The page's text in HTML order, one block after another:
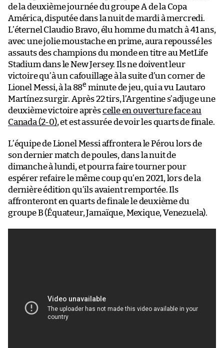
de la deuxième journée du groupe A de la Copa
América, disputée dans la nuit de mardi à mercredi.
L’éternel Claudio Bravo, élu homme du match à 41 ans,
avec une jolie moustache en prime, aura repoussé les
assauts des champions du monde en titre au MetLife
Stadium dans le New Jersey. Ils ne doivent leur
victoire qu’à un cafouillage à la suite d’un corner de
Lionel Messi, à la 88e minute de jeu, qui a vu Lautaro
Martínez surgir. Après 22 tirs, l’Argentine s’adjuge une
deuxième victoire aprèscelle en ouverture face au
Canada (2-0), et est assurée de voir les quarts de finale.
L’équipe de Lionel Messi affrontera le Pérou lors de
son dernier match de poules, dans la nuit de
dimanche à lundi, et pourra faire tourner pour
espérer refaire le même coup qu’en 2021, lors de la
dernière édition qu’ils avaient remportée. Ils
affronteront en quarts de finale le deuxième du
groupe B (Équateur, Jamaïque, Mexique, Venezuela).